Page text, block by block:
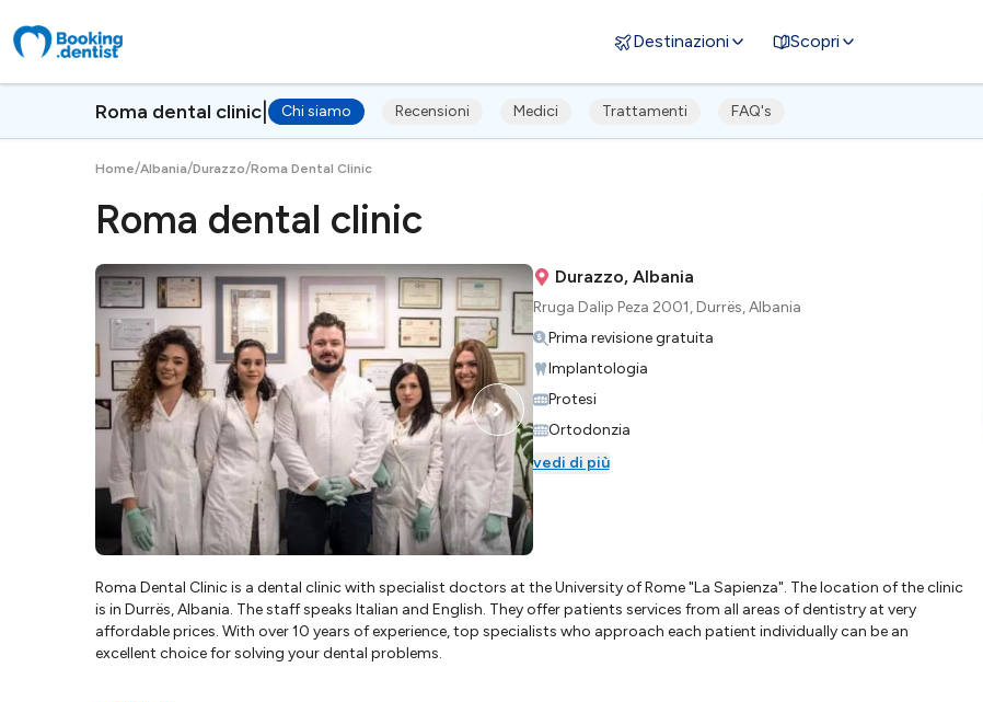
Destinazioni Scopri
Roma dental clinic| Chi siamo Recensioni Medici Trattamenti FAQ's
Home/Albania/Durazzo/Roma Dental Clinic
Roma dental clinic
Durazzo, Albania
Rruga Dalip Peza 2001, Durrës, Albania
Prima revisione gratuita
Implantologia
Protesi
Ortodonzia
vedi di più
Roma Dental Clinic is a dental clinic with specialist doctors at the University of Rome "La Sapienza". The location of the clinic
is in Durrës, Albania. The staff speaks Italian and English. They offer patients services from all areas of dentistry at very
affordable prices. With over 10 years of experience, top specialists who approach each patient individually can be an
excellent choice for solving your dental problems.